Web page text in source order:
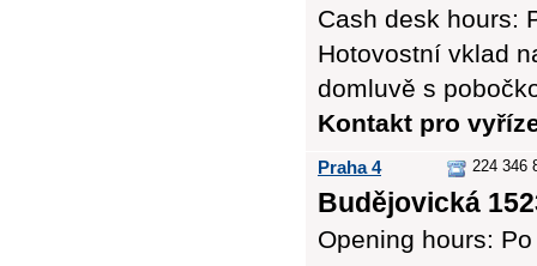
Cash desk hours:
Hotovostní vklad
domluvě s
Kontakt pro
Praha 4 224 346
Budějovická
Opening hours: